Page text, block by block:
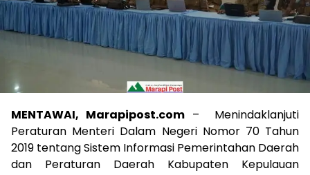
MENTAWAI, Marapipost.com – Menindaklanjuti
Peraturan Menteri Dalam Negeri Nomor 70 Tahun
2019 tentang Sistem Informasi Pemerintahan Daerah
dan Peraturan Daerah Kabupaten Kepulauan